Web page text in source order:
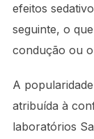
efeitos
seguinte, o
condução ou
A
atribuída à
laboratórios